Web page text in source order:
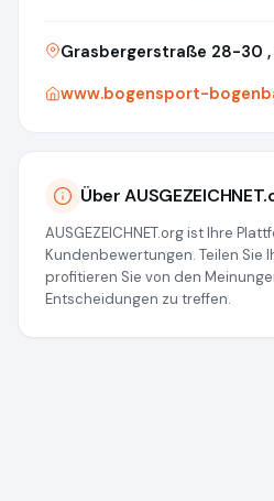
Grasbergerstraße 28-30
www.bogensport-
Über
AUSGEZEICHNET.org ist Ihre
Kundenbewertungen. Teilen Sie
profitieren Sie von den
Entscheidungen zu treffen.